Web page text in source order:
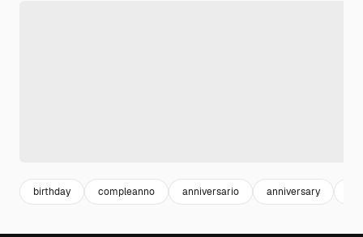
birthday compleanno anniversario anniversary